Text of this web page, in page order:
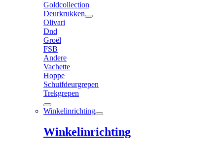
Goldcollection
Deurkrukken
Olivari
Dnd
Groël
FSB
Andere
Vachette
Hoppe
Schuifdeurgrepen
Trekgrepen
Winkelinrichting
Winkelinrichting